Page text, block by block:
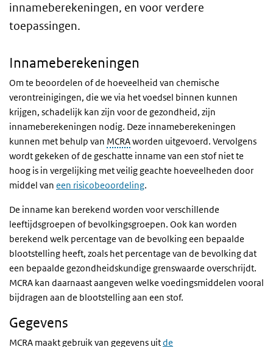
innameberekeningen, en voor verdere
toepassingen.
Innameberekeningen
Om te beoordelen of de hoeveelheid van chemische
verontreinigingen, die we via het voedsel binnen kunnen
krijgen, schadelijk kan zijn voor de gezondheid, zijn
innameberekeningen nodig. Deze innameberekeningen
kunnen met behulp van MCRAworden uitgevoerd. Vervolgens
wordt gekeken of de geschatte inname van een stof niet te
hoog is in vergelijking met veilig geachte hoeveelheden door
middel van een risicobeoordeling.
De inname kan berekend worden voor verschillende
leeftijdsgroepen of bevolkingsgroepen. Ook kan worden
berekend welk percentage van de bevolking een bepaalde
blootstelling heeft, zoals het percentage van de bevolking dat
een bepaalde gezondheidskundige grenswaarde overschrijdt.
MCRA kan daarnaast aangeven welke voedingsmiddelen vooral
bijdragen aan de blootstelling aan een stof.
Gegevens
MCRA maakt gebruik van gegevens uitde